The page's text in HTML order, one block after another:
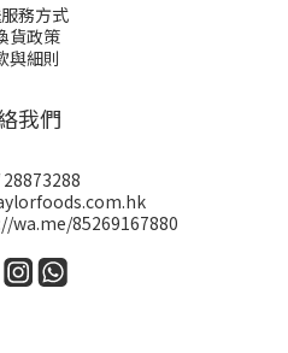
務方式
貨政策
與細則
我們
28873288
wa.me/85269167880